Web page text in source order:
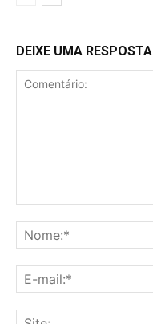
DEIXE UMA RESPOSTA